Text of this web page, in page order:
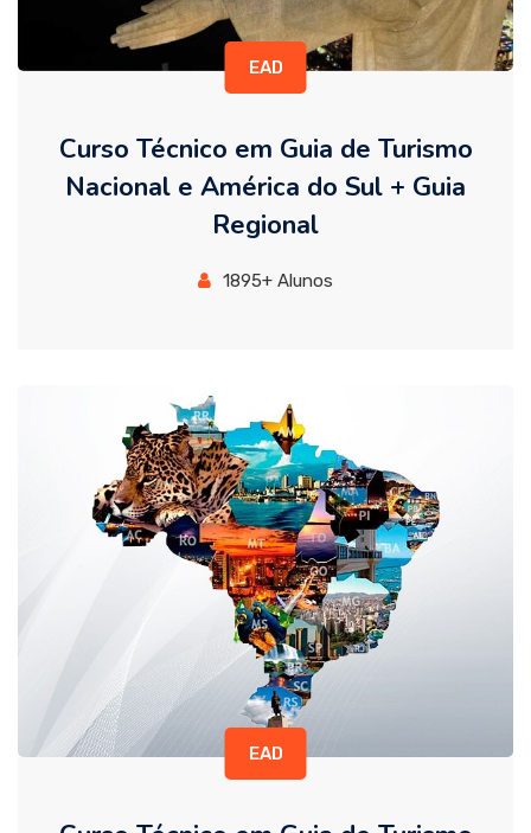
EAD
Curso Técnico em Guia de Turismo
Nacional e América do Sul + Guia
Regional
1895+ Alunos
EAD